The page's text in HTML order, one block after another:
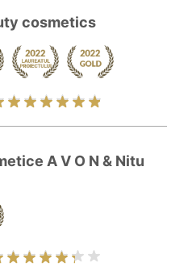
cosmetics
A V O N & Nitu